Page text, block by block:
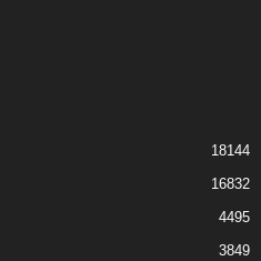
18144
16832
4495
3849